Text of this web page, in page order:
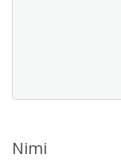
Nimi